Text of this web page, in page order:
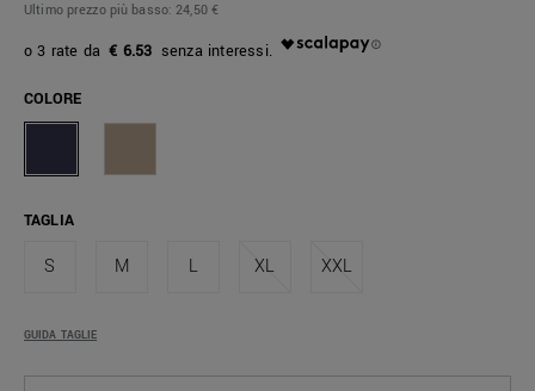
Ultimo prezzo più basso:24,50 €
€ 6.53
COLORE
TAGLIA
S M L XL XXL
GUIDA TAGLIE